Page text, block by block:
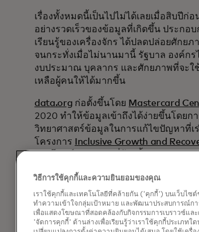
เรื่องทั้งหมดนี้เป็นไปไม่ได้เลยเมื่อสิบปี
อย่างรวดเร็วของข้อมูลที่เกิดขึ้น ประก
เรียนรู้ของเครื่องจักร ได้ปลดปล่อยศักย
จนกระทั่งเมื่อไม่นานมานี้ รัฐบาล องค์ก
งบประมาณ บุคลากร และศักยภาพที่จะใ
เหลือผู้คนให้ได้มากขึ้น
data.org ก่อตั้งขึ้นโดย Mastercard
2020 ทำให้ข้อมูลเข้าถึงได้ง่ายขึ้นโดยก
วิทยาศาสตร์ข้อมูลในการแก้ไขปัญหาที่เ
โครงการ
Inclusive Growth and
ศูนย์กลางในกว่า 20 ประเทศและกำลัง
อย่างต่อเนื่อง เพื่อเร่งสร้างผลกระทบผ่า
“ข้อมูลมีศักยภาพที่จะขยายช่องว่างระห
เพื่อการเติบโตอย่างครอบคลุม กล่าว “เร
วิธีการใช้คุกกี้และความยินยอมของคุณ
เราใช้คุกกี้และเทคโนโลยีที่คล้ายกัน ('คุกกี้') บนเว็บไซต์
ทำความเข้าใจกลุ่มเป้าหมาย และพัฒนาประสบการณ์ก
เพื่อแสดงโฆษณาที่สอดคล้องกับกิจกรรมการเบราวซ์แล
'จัดการคุกกี้' ด้านล่างเพื่อเรียนรู้ว่าเราใช้คุกกี้ประเภท